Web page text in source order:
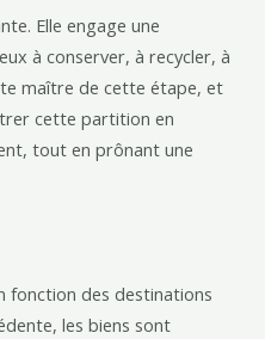
Elle engage une
à conserver, à recycler, à
maître de cette étape, et
cette partition en
tout en prônant une
fonction des destinations
les biens sont